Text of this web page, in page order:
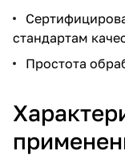
стандартам
Простота